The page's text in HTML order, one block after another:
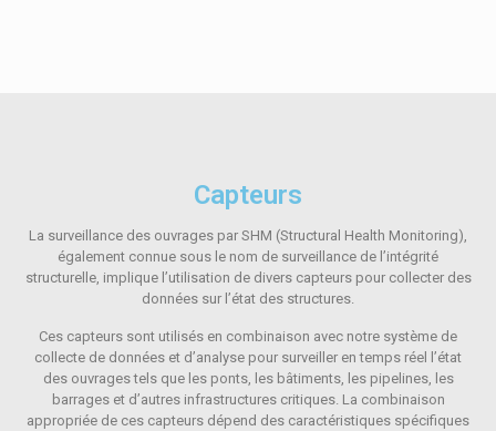
Capteurs
La surveillance des ouvrages par SHM (Structural Health Monitoring),
également connue sous le nom de surveillance de l’intégrité
structurelle, implique l’utilisation de divers capteurs pour collecter des
données sur l’état des structures.
Ces capteurs sont utilisés en combinaison avec notre système de
collecte de données et d’analyse pour surveiller en temps réel l’état
des ouvrages tels que les ponts, les bâtiments, les pipelines, les
barrages et d’autres infrastructures critiques. La combinaison
appropriée de ces capteurs dépend des caractéristiques spécifiques